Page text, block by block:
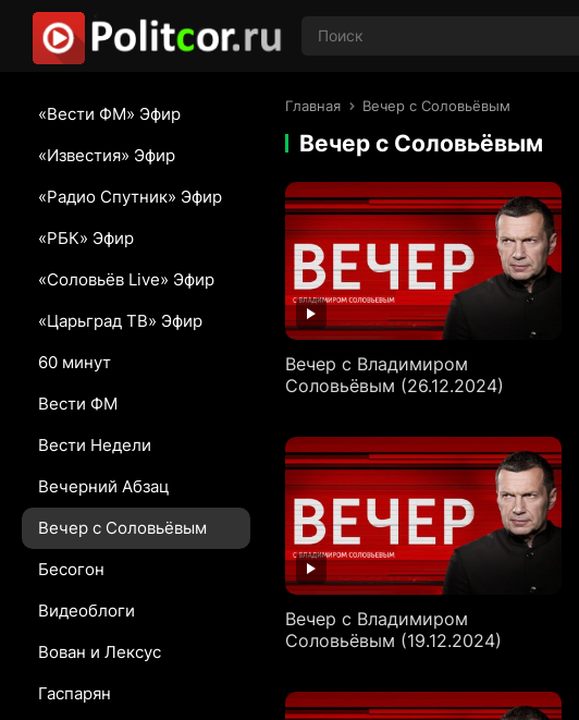
«Вести ФМ» Эфир
«Известия» Эфир
«Радио Спутник» Эфир
«РБК» Эфир
«Соловьёв Live» Эфир
«Царьград ТВ» Эфир
60 минут
Вести ФМ
Вести Недели
Вечерний Абзац
Вечер с Соловьёвым
Бесогон
Видеоблоги
Вован и Лексус
Гаспарян
Главная Вечер с Соловьёвым
Вечер с Соловьёвым
Вечер с Владимиром
Соловьёвым (26.12.2024)
Вечер с Владимиром
Соловьёвым (19.12.2024)